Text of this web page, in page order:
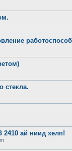
стекла.
2410 ай ниид хелп!